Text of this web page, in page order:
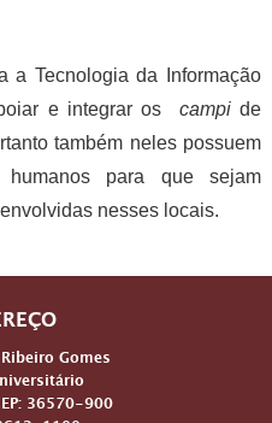
a Tecnologia da Informação
e integrar os campide
também neles possuem
humanos para que sejam
nesses locais.
Gomes
36570-900